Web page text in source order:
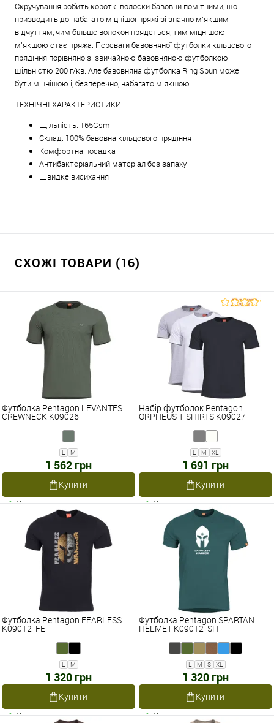
Скручування робить короткі волоски бавовни помітними, що
призводить до набагато міцнішої пряжі зі значно м’якшим
відчуттям, чим більше волокон прядеться, тим міцнішою і
м’якшою стає пряжа. Переваги бавовняної футболки кільцевого
прядіння порівняно зі звичайною бавовняною футболкою
щільністю 200 г/кв. Але бавовняна футболка Ring Spun може
бути міцнішою і, безперечно, набагато м’якшою.
ТЕХНІЧНІ ХАРАКТЕРИСТИКИ
Щільність: 165Gsm
Склад: 100% бавовна кільцевого прядіння
Комфортна посадка
Антибактеріальний матеріал без запаху
Швидке висихання
СХОЖІ ТОВАРИ (16)
Футболка Pentagon LEVANTES
CREWNECK K09026
L M
1 562 грн
Купити
Наявне
Набір футболок Pentagon
ORPHEUS T-SHIRTS K09027
L M XL
1 691 грн
Купити
Наявне
Футболка Pentagon FEARLESS
K09012-FE
L M
1 320 грн
Купити
Наявне
Футболка Pentagon SPARTAN
HELMET K09012-SH
L M S XL
1 320 грн
Купити
Наявне